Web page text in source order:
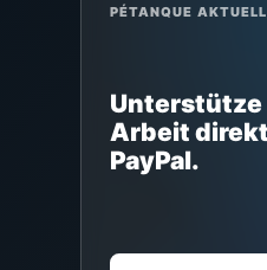
PÉTANQUE AKTUELL
Unterstütze
Arbeit
PayPal.